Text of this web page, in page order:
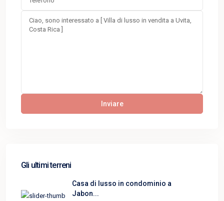
Gli ultimi terreni
Casa di lusso in condominio a
Jabon...